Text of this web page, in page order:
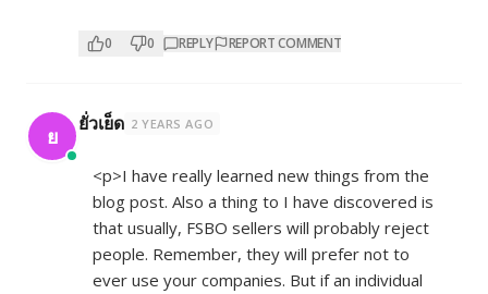
0 0 REPLY REPORT COMMENT
ย ยั่วเย็ด 2 YEARS AGO
<p>I have really learned new things from the
blog post. Also a thing to I have discovered is
that usually, FSBO sellers will probably reject
people. Remember, they will prefer not to
ever use your companies. But if an individual